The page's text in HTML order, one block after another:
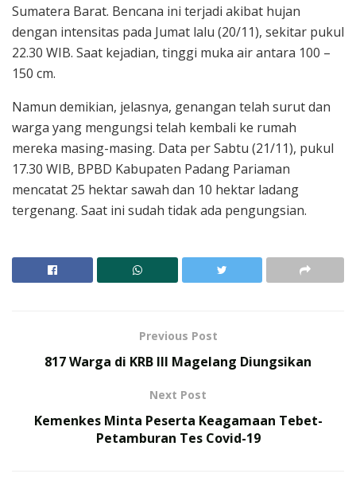
Sumatera Barat. Bencana ini terjadi akibat hujan
dengan intensitas pada Jumat lalu (20/11), sekitar pukul
22.30 WIB. Saat kejadian, tinggi muka air antara 100 –
150 cm.
Namun demikian, jelasnya, genangan telah surut dan
warga yang mengungsi telah kembali ke rumah
mereka masing-masing. Data per Sabtu (21/11), pukul
17.30 WIB, BPBD Kabupaten Padang Pariaman
mencatat 25 hektar sawah dan 10 hektar ladang
tergenang. Saat ini sudah tidak ada pengungsian.
Previous Post
817 Warga di KRB III Magelang Diungsikan
Next Post
Kemenkes Minta Peserta Keagamaan Tebet-
Petamburan Tes Covid-19